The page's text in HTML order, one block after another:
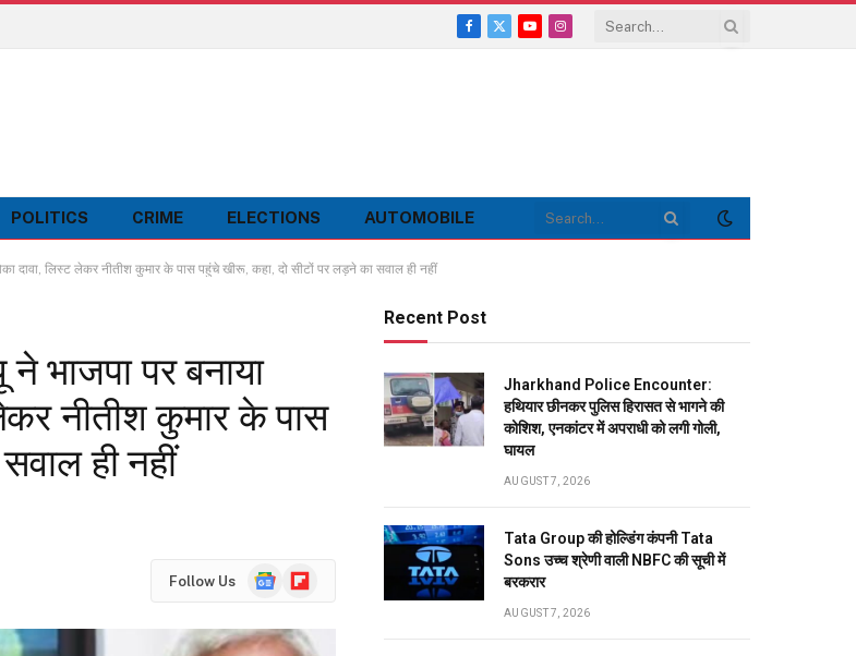
Facebook
X
YouTubeInstagram
POLITICS CRIME ELECTIONS AUTOMOBILE
दावा, लिस्ट लेकर नीतीश कुमार के पास पहुंचे खीरू, कहा, दो सीटों पर लड़ने का सवाल ही नहीं
भाजपा पर बनाया
नीतीश कुमार के पास
ही नहीं
Follow Us
GoogleFlipboard
Recent Post
Jharkhand Police Encounter:
हथियार छीनकर पुलिस हिरासत से भागने की
कोशिश, एनकांटर में अपराधी को लगी गोली,
घायल
AUGUST 7, 2026
Tata Group की होल्डिंग कंपनी Tata
Sons उच्च श्रेणी वाली NBFC की सूची में
बरकरार
AUGUST 7, 2026